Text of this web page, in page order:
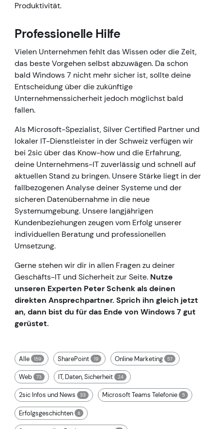
Produktivität.
Professionelle Hilfe
Vielen Unternehmen fehlt das Wissen oder die Zeit,
das beste Vorgehen selbst abzuwägen. Da schon
bald Windows 7 nicht mehr sicher ist, sollte deine
Entscheidung über die zukünftige
Unternehmenssicherheit jedoch möglichst bald
fallen.
Als Microsoft-Spezialist, Silver Certified Partner und
lokaler IT-Dienstleister in der Schweiz verfügen wir
bei 2sic über das Know-how und die Erfahrung,
deine Unternehmens-IT zuverlässig und schnell auf
aktuellen Stand zu bringen. Unsere Stärke liegt in der
fallbezogenen Analyse deiner Systeme und der
sicheren Datenübernahme in die neue
Systemumgebung. Unsere langjährigen
Kundenbeziehungen zeugen vom Erfolg unserer
individuellen Beratung und professionellen
Umsetzung.
Gerne stehen wir dir in allen Fragen zu deiner
Geschäfts-IT und Sicherheit zur Seite. Nutze
unseren Experten Peter Schenk als deinen
direkten Ansprechpartner. Sprich ihn gleich jetzt
an, dann bist du für das Ende von Windows 7 gut
gerüstet.
Alle 159 SharePoint 19 Online Marketing 57
Web 73 IT, Daten, Sicherheit 24
2sic Infos und News 33 Microsoft Teams Telefonie 5
Erfolgsgeschichten 8